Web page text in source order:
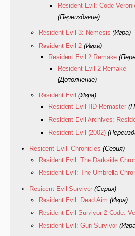
Resident Evil: Code
(Переиздание)
Resident Evil 3: Nemesis (Игра)
Resident Evil 2 (Игра)
Resident Evil 2 Remake
Resident Evil 2 Remake –
(Дополнение)
Resident Evil (Игра)
Resident Evil HD Remaster
Resident Evil Archives:
Resident Evil (2002)
Resident Evil: Chronicles (Серия)
Resident Evil: The Darkside
Resident Evil: The Umbrella
Resident Evil Survivor (Серия)
Resident Evil: Dead Aim (Игра)
Resident Evil Survivor 2 Code:
Resident Evil: Gun Survivor